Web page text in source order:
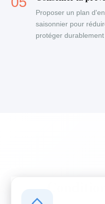
Proposer un plan
saisonnier pour
protéger